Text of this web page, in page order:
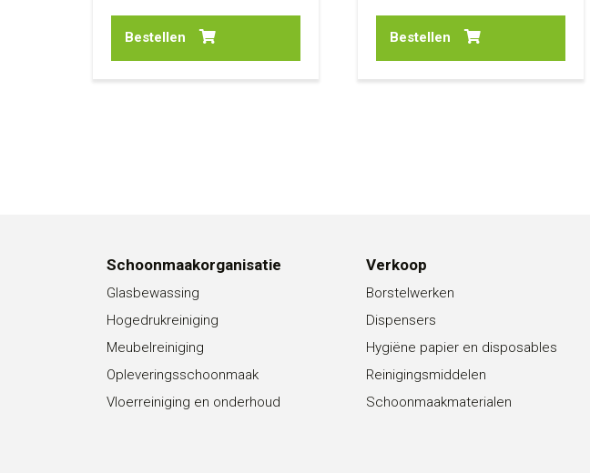
Bestellen Bestellen
Schoonmaakorganisatie
Glasbewassing
Hogedrukreiniging
Meubelreiniging
Opleveringsschoonmaak
Vloerreiniging en onderhoud
Verkoop
Borstelwerken
Dispensers
Hygiëne papier en disposables
Reinigingsmiddelen
Schoonmaakmaterialen